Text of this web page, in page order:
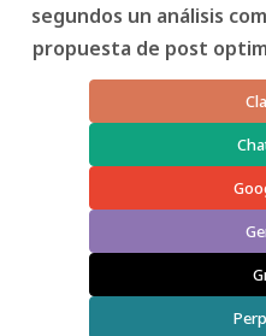
segundos un análisis
propuesta de post